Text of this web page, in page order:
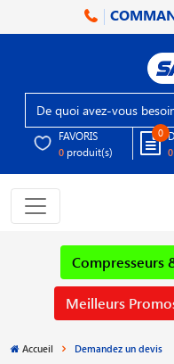
FAVORIS
0 produit(s)
0
0
Compresseurs
Meilleurs
Accueil Demandez un devis